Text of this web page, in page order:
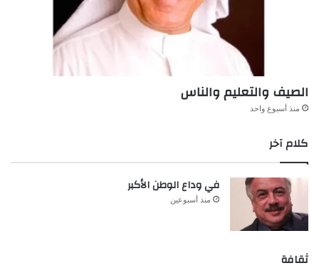
الصيف والتعليم والناس
منذ أسبوع واحد
كلام آخر
في وداع الوطن الأكبر
منذ أسبوعين
ثقافة